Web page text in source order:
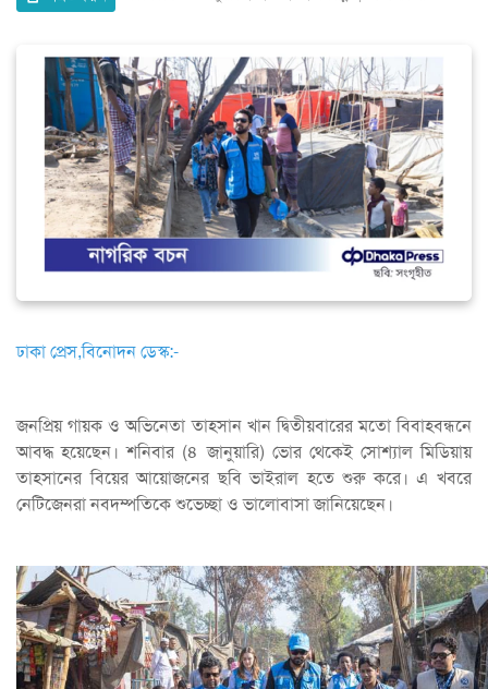
ঢাকা প্রেস,বিনোদন ডেস্ক:-
জনপ্রিয় গায়ক ও অভিনেতা তাহসান খান দ্বিতীয়বারের মতো বিবাহবন্ধনে
আবদ্ধ হয়েছেন। শনিবার (৪ জানুয়ারি) ভোর থেকেই সোশ্যাল মিডিয়ায়
তাহসানের বিয়ের আয়োজনের ছবি ভাইরাল হতে শুরু করে। এ খবরে
নেটিজেনরা নবদম্পতিকে শুভেচ্ছা ও ভালোবাসা জানিয়েছেন।